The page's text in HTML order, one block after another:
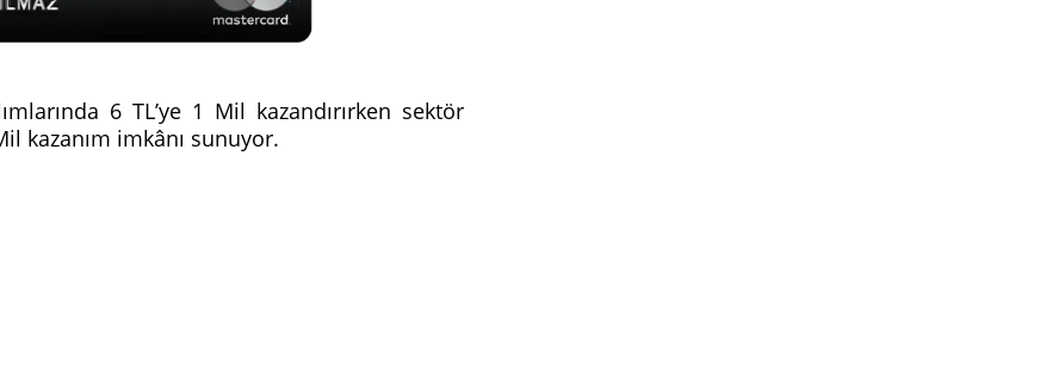
6 TL’ye 1 Mil kazandırırken sektör
kazanım imkânı sunuyor.